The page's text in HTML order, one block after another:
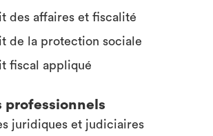
des affaires et fiscalité
de la protection sociale
fiscal appliqué
professionnels
juridiques et judiciaires